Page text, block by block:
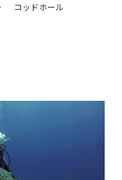
コッドホール